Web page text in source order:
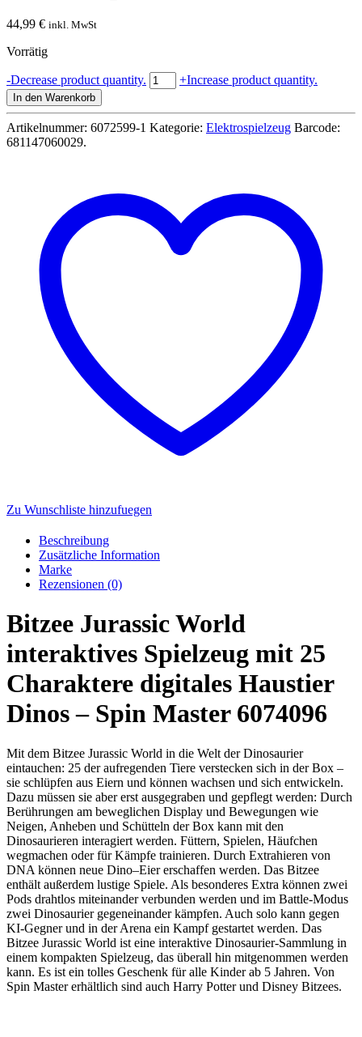
44,99 € inkl. MwSt
Vorrätig
-Decrease product quantity. Bitzee
Jurassic
interaktives
Spielzeug
Haustier
Dinos
Spin
+Increase product quantity.
In den Warenkorb
Artikelnummer: 6072599-1 Kategorie: Elektrospielzeug Barcode:
681147060029.
Zu Wunschliste hinzufuegen
Beschreibung
Zusätzliche Information
Marke
Rezensionen (0)
Bitzee Jurassic World
interaktives Spielzeug mit 25
Charaktere digitales Haustier
Dinos – Spin Master 6074096
Mit dem Bitzee Jurassic World in die Welt der Dinosaurier
eintauchen: 25 der aufregenden Tiere verstecken sich in der Box –
sie schlüpfen aus Eiern und können wachsen und sich entwickeln.
Dazu müssen sie aber erst ausgegraben und gepflegt werden: Durch
Berührungen am beweglichen Display und Bewegungen wie
Neigen, Anheben und Schütteln der Box kann mit den
Dinosaurieren interagiert werden. Füttern, Spielen, Häufchen
wegmachen oder für Kämpfe trainieren. Durch Extrahieren von
DNA können neue Dino–Eier erschaffen werden. Das Bitzee
enthält außerdem lustige Spiele. Als besonderes Extra können zwei
Pods drahtlos miteinander verbunden werden und im Battle-Modus
zwei Dinosaurier gegeneinander kämpfen. Auch solo kann gegen
KI-Gegner und in der Arena ein Kampf gestartet werden. Das
Bitzee Jurassic World ist eine interaktive Dinosaurier-Sammlung in
einem kompakten Spielzeug, das überall hin mitgenommen werden
kann. Es ist ein tolles Geschenk für alle Kinder ab 5 Jahren. Von
Spin Master erhältlich sind auch Harry Potter und Disney Bitzees.